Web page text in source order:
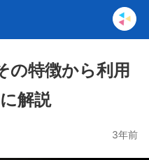
特徴から利用
解説
3年前